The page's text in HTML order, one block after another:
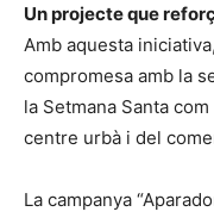
Un projecte que
Amb aquesta
compromesa amb la
la Setmana Santa
centre urbà i del
La campanya